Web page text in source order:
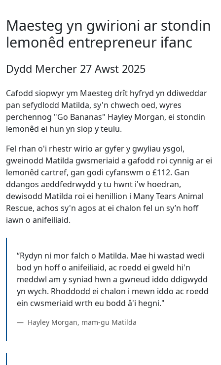
Maesteg yn gwirioni ar stondin
lemonêd entrepreneur ifanc
Dydd Mercher 27 Awst 2025
Cafodd siopwyr ym Maesteg drît hyfryd yn ddiweddar
pan sefydlodd Matilda, sy'n chwech oed, wyres
perchennog "Go Bananas" Hayley Morgan, ei stondin
lemonêd ei hun yn siop y teulu.
Fel rhan o'i rhestr wirio ar gyfer y gwyliau ysgol,
gweinodd Matilda gwsmeriaid a gafodd roi cynnig ar ei
lemonêd cartref, gan godi cyfanswm o £112. Gan
ddangos aeddfedrwydd y tu hwnt i'w hoedran,
dewisodd Matilda roi ei henillion i Many Tears Animal
Rescue, achos sy'n agos at ei chalon fel un sy’n hoff
iawn o anifeiliaid.
“Rydyn ni mor falch o Matilda. Mae hi wastad wedi
bod yn hoff o anifeiliaid, ac roedd ei gweld hi'n
meddwl am y syniad hwn a gwneud iddo ddigwydd
yn wych. Rhoddodd ei chalon i mewn iddo ac roedd
Hayley Morgan, mam-gu Matilda